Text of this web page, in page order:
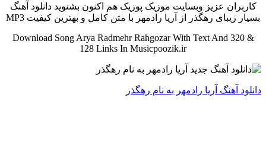
کاربران عزیز وبسایت موزیک پوزیک هم اکنون بشنوید دانلود آهنگ
بسیار زیبای رهگذر از آریا رادمهر با متن کامل و بهترین کیفیت MP3
Download Song Arya Radmehr Rahgozar With Text And 320 &
128 Links In Musicpoozik.ir
دانلود آهنگ آریا رادمهر به نام رهگذر